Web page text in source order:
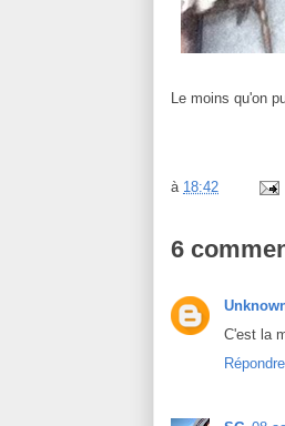
Le moins qu'on
à 18:42
6
C'est la
Répondre